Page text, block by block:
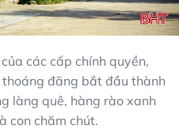
các cấp chính quyền,
đãng bắt đầu thành
làng quê, hàng rào xanh
con chăm chút.